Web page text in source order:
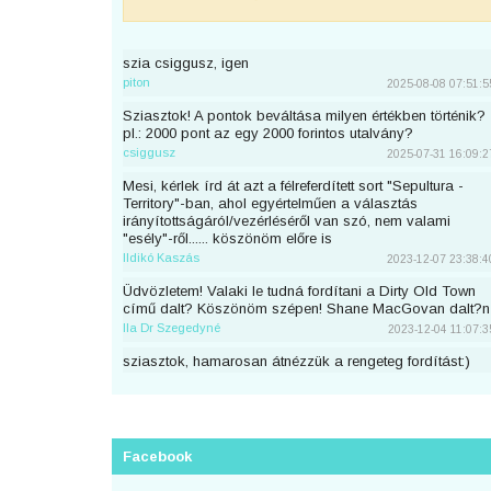
szia csiggusz, igen
piton 2025-08-08
Sziasztok! A pontok beváltása milyen értékben történik?
pl.: 2000 pont az egy 2000 forintos utalvány?
csiggusz 2025-07-31
Mesi, kérlek írd át azt a félreferdített sort "Sepultura -
Territory"-ban, ahol egyértelműen a választás
irányítottságáról/vezérléséről van szó, nem valami
"esély"-ről...... köszönöm előre is
Ildikó Kaszás 2023-12-07
Üdvözletem! Valaki le tudná fordítani a Dirty Old Town
című dalt? Köszönöm szépen! Shane MacGovan dalt?n
Ila Dr Szegedyné 2023-12-04
sziasztok, hamarosan átnézzük a rengeteg fordítást:)
előtte. Át lehetne még írni a nevemre? Köszi <3
Facebook